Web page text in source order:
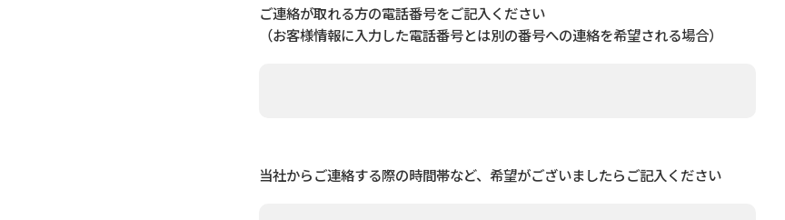
ご連絡が取れる方の電話番号をご記入ください
（お客様情報に入力した電話番号とは別の番号への連絡を希望される場合）
当社からご連絡する際の時間帯など、希望がございましたらご記入ください